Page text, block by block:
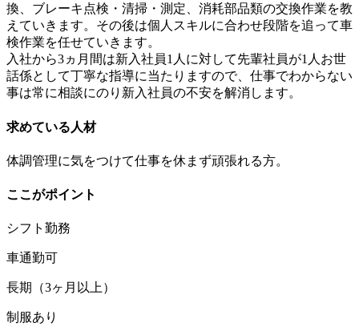
換、ブレーキ点検・清掃・測定、消耗部品類の交換作業を教
えていきます。その後は個人スキルに合わせ段階を追って車
検作業を任せていきます。
入社から3ヵ月間は新入社員1人に対して先輩社員が1人お世
話係として丁寧な指導に当たりますので、仕事でわからない
事は常に相談にのり新入社員の不安を解消します。
求めている人材
体調管理に気をつけて仕事を休まず頑張れる方。
ここがポイント
シフト勤務
車通勤可
長期（3ヶ月以上）
制服あり